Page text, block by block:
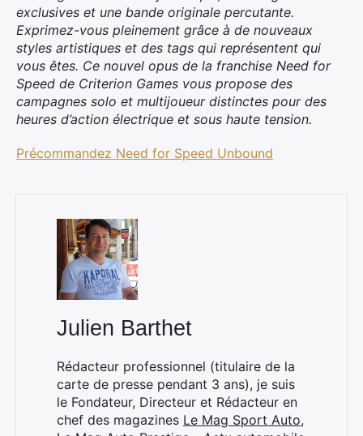
exclusives et une bande originale percutante.
Exprimez-vous pleinement grâce à de nouveaux
styles artistiques et des tags qui représentent qui
vous êtes. Ce nouvel opus de la franchise Need for
Speed de Criterion Games vous propose des
campagnes solo et multijoueur distinctes pour des
heures d’action électrique et sous haute tension.
Précommandez Need for Speed Unbound
Julien Barthet
Rédacteur professionnel (titulaire de la
carte de presse pendant 3 ans), je suis
le Fondateur, Directeur et Rédacteur en
chef des magazines Le Mag Sport Auto,
Rechercher